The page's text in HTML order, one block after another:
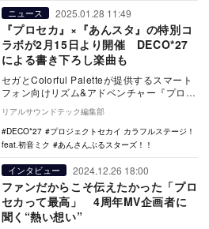
ニュース 2025.01.28 11:49
『プロセカ』×『あんスタ』の特別コ
ラボが2月15日より開催 DECO*27
による書き下ろし楽曲も
セガとColorful Paletteが提供するスマート
フォン向けリズム&アドベンチャー『プロジ
ェクトセカイ カラフルステージ！…
リアルサウンドテック編集部
DECO*27
プロジェクトセカイ カラフルステージ！
feat.初音ミク
あんさんぶるスターズ！！
インタビュー 2024.12.26 18:00
ファンだからこそ伝えたかった「プロ
セカって最高」 4周年MV企画者に
聞く“熱い想い”